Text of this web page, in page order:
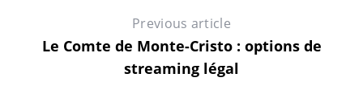
Previous article
Le Comte de Monte-Cristo : options de
streaming légal